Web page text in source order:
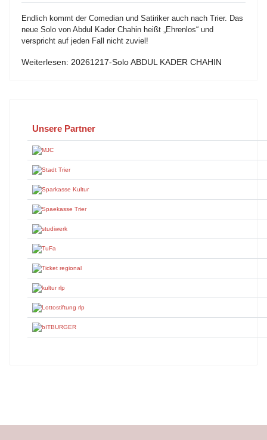
Endlich kommt der Comedian und Satiriker auch nach Trier. Das
neue Solo von Abdul Kader Chahin heißt „Ehrenlos“ und
verspricht auf jeden Fall nicht zuviel!
Weiterlesen: 20261217-Solo ABDUL KADER CHAHIN
Unsere Partner